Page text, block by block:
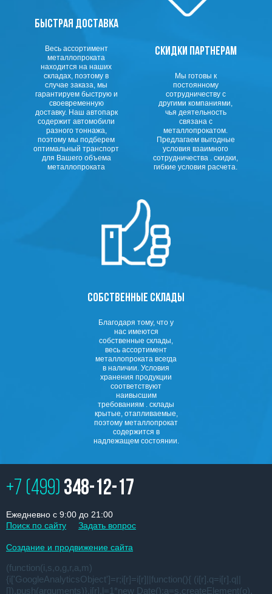
БЫСТРАЯ ДОСТАВКА
Весь ассортимент
металлопроката
находится на наших
складах, поэтому в
случае заказа, мы
гарантируем быструю и
своевременную
доставку. Наш автопарк
содержит автомобили
разного тоннажа,
поэтому мы подберем
оптимальный транспорт
для Вашего объема
металлопроката
СКИДКИ ПАРТНЕРАМ
Мы готовы к
постоянному
сотрудничеству с
другими компаниями,
чья деятельность
связана с
металлопрокатом.
Предлагаем выгодные
условия взаимного
сотрудничества . скидки,
гибкие условия расчета.
СОБСТВЕННЫЕ СКЛАДЫ
Благодаря тому, что у
нас имеются
собственные склады,
весь ассортимент
металлопроката всегда
в наличии. Условия
хранения продукции
соответствуют
наивысшим
требованиям . склады
крытые, отапливаемые,
поэтому металлопрокат
содержится в
надлежащем состоянии.
+7 (499) 348-12-17
Ежедневно с 9:00 до 21:00
Поиск по сайту
Задать вопрос
Создание и продвижение сайта
(function(i,s,o,g,r,a,m)
{i['GoogleAnalyticsObject']=r;i[r]=i[r]||function(){ (i[r].q=i[r].q||
[]).push(arguments)},i[r].l=1*new Date();a=s.createElement(o),